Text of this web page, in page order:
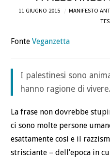
CHI
CONTATTI
11 GIUGNO 2015 MANIFESTO
FonteVeganzetta
I palestinesi sono
hanno ragione di vivere.
La frase non dovrebbe
ci sono molte persone
esattamente così e il
strisciante – dell’epoca in